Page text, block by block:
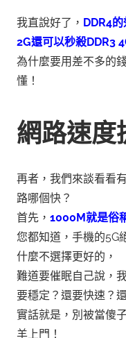
我直說好了， DDR4
2G還可以秒殺DDR3
為什麼要用差不多的
懂！
網路速度
再者，我們來談看看
路哪個快？
首先， 1000M就是俗
您都知道，手機的5G
什麼不選擇更好的，
難道要催眠自己說，
要穩定？還要快速？
實話就是，別被當傻
羊上門！